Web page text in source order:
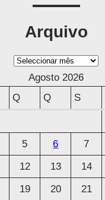
Arquivo
A
q
Agosto 2026
Q Q S
5 6 7
12 13 14
19 20 21